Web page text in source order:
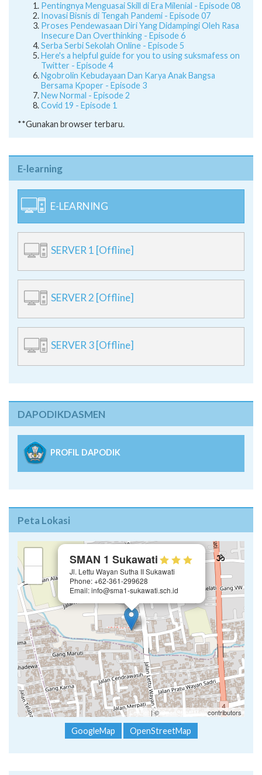
Pentingnya Menguasai Skill di Era Milenial - Episode 08
Inovasi Bisnis di Tengah Pandemi - Episode 07
Proses Pendewasaan Diri Yang Didampingi Oleh Rasa
Insecure Dan Overthinking - Episode 6
Serba Serbi Sekolah Online - Episode 5
Here's a helpful guide for you to using suksmafess on
Twitter - Episode 4
Ngobrolin Kebudayaan Dan Karya Anak Bangsa
Bersama Kpoper - Episode 3
New Normal - Episode 2
Covid 19 - Episode 1
**Gunakan browser terbaru.
E-learning
E-LEARNING
SERVER 1 [Offline]
SERVER 2 [Offline]
SERVER 3 [Offline]
DAPODIKDASMEN
PROFIL DAPODIK
Peta Lokasi
SMAN 1 Sukawati
Jl. Lettu Wayan Sutha II Sukawati
Phone: +62-361-299628
Email: info@sma1-sukawati.sch.id
Leaflet | ©OpenStreetMap contributors
GoogleMap OpenStreetMap